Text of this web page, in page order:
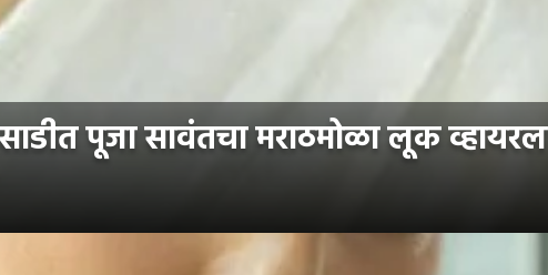
पूजा सावंतचा मराठमोळा लूक व्हायरल